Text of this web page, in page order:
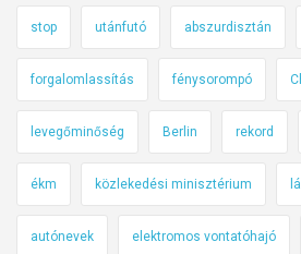
stop utánfutó abszurdisztán
forgalomlassítás fénysorompó
levegőminőség Berlin rekord
ékm közlekedési minisztérium
autónevek elektromos vontatóhajó